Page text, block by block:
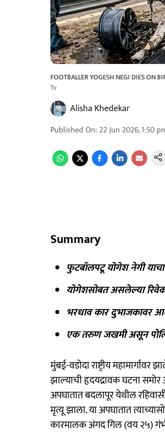
FOOTBALLER YOGESH NEGI DIES ON
Tv
Alisha Khedekar
Published On: 22 Jun 2026, 1:50
Summary
फुटबॉलपटू योगेश नेगी
योगेशसोबत असलेल्या
भरधाव कार दुभाजकावर
एक तरुण जखमी असून
मुंबई-वडोदा राष्ट्रीय
झाल्याची हृदयद्रावक घटना
अपघातात बदलापूर येथील
मृत्यू झाला. या अपघातात
कारमालक अंगद गिल (वय २५)